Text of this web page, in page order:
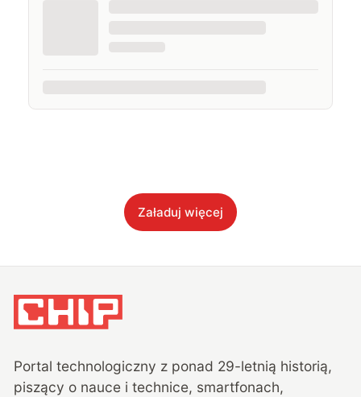
Załaduj więcej
Portal technologiczny z ponad 29-letnią historią,
piszący o nauce i technice, smartfonach,